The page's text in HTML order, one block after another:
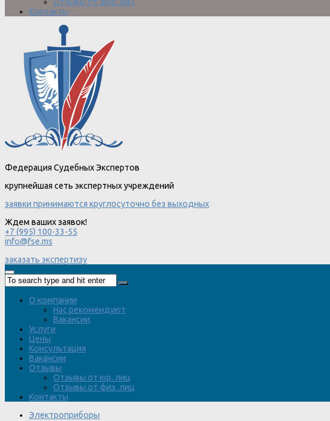
Отзывы от физ. лиц
Контакты
Федерация Судебных Экспертов
крупнейшая сеть экспертных учреждений
заявки принимаются круглосуточно без выходных
Ждем ваших заявок!
+7 (995) 100-33-55
info@fse.ms
заказать экспертизу
О компании
Нас рекомендуют
Вакансии
Услуги
Цены
Консультация
Вакансии
Отзывы
Отзывы от юр. лиц
Отзывы от физ. лиц
Контакты
Электроприборы